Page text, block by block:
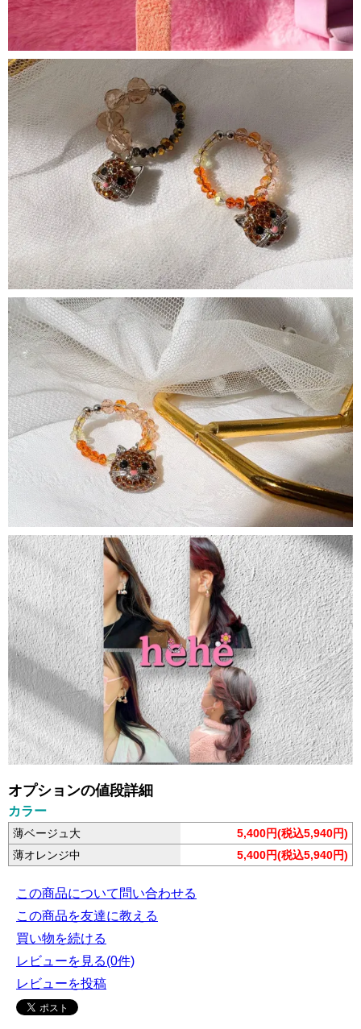
オプションの値段詳細
カラー
薄ベージュ大
5,400円(税込5,940円)
薄オレンジ中
5,400円(税込5,940円)
この商品について問い合わせる
この商品を友達に教える
買い物を続ける
レビューを見る(0件)
レビューを投稿